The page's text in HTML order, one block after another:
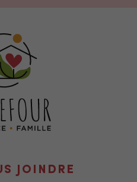
JOINDRE
fonction de la
façon dont le
site Web est
votre intérêt